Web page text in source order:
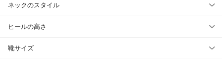
ネックのスタイル
ヒールの高さ
靴サイズ